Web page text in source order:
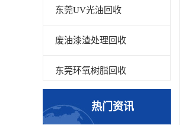
东莞UV光油回收
废油漆渣处理回收
东莞环氧树脂回收
回收废清洗剂热门资讯